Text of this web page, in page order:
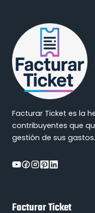
Facturar Ticket es la
contribuyentes que
gestión de sus gastos.
Facturar Ticket